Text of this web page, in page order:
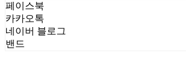
페이스북
카카오톡
네이버 블로그
밴드